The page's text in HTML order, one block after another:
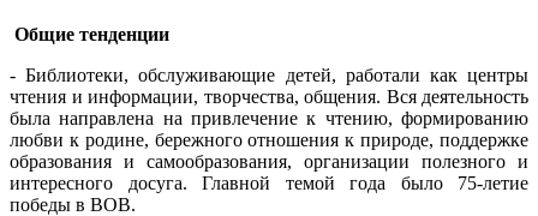
Общие тенденции
- Библиотеки, обслуживающие детей, работали как центры
чтения и информации, творчества, общения. Вся деятельность
была направлена на привлечение к чтению, формированию
любви к родине, бережного отношения к природе, поддержке
образования и самообразования, организации полезного и
интересного досуга. Главной темой года было 75-летие
победы в ВОВ.